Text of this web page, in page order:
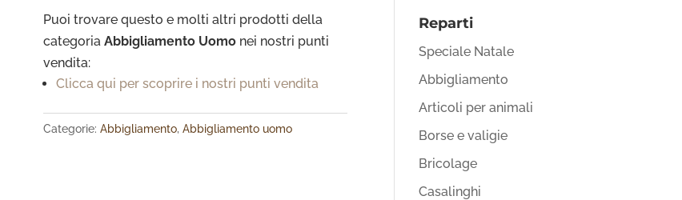
Puoi trovare questo e molti altri prodotti della
categoriaAbbigliamento Uomo nei nostri punti
vendita:
Clicca qui per scoprire i nostri punti vendita
Categorie:Abbigliamento,Abbigliamento uomo
Reparti
Speciale Natale
Abbigliamento
Articoli per animali
Borse e valigie
Bricolage
Casalinghi